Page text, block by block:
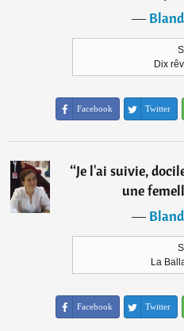
―
Dix
Facebook Twitter
“Je l'ai suivie,
une
―
La
Facebook Twitter